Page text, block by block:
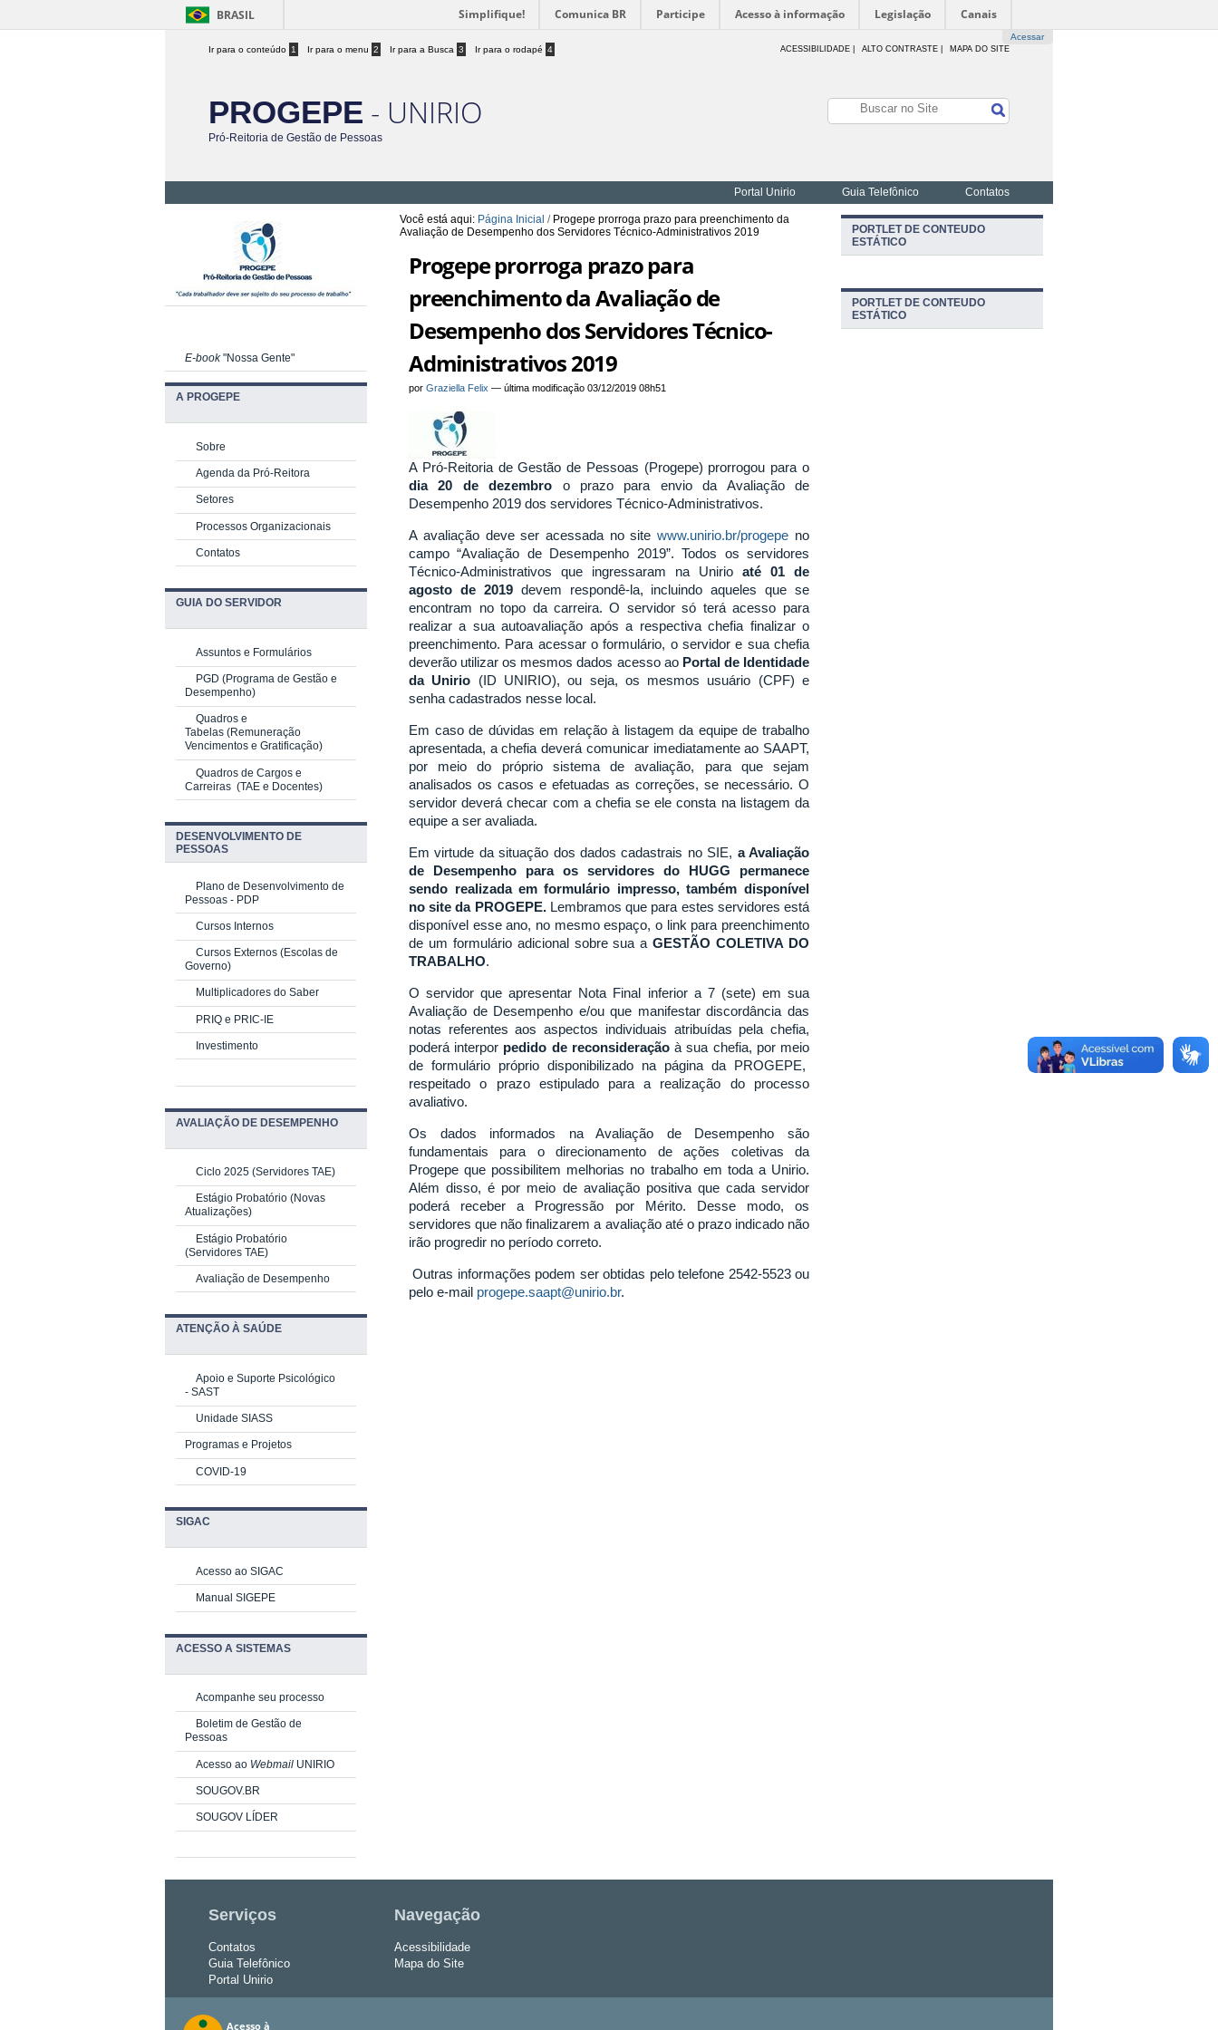
BRASIL Simplifique! Comunica BR Participe Acesso à informação Legislação Canais
Acessar
Ir para o conteúdo 1 Ir para o menu 2 Ir para a Busca 3 Ir para o rodapé 4 ACESSIBILIDADE ALTO CONTRASTE | MAPA DO SITE
PROGEPE - UNIRIO
Pró-Reitoria de Gestão de Pessoas
Portal Unirio Guia Telefônico Contatos
Você está aqui: Página Inicial / Progepe prorroga prazo para preenchimento da
Avaliação de Desempenho dos Servidores Técnico-Administrativos 2019
Progepe prorroga prazo para
preenchimento da Avaliação de
Desempenho dos Servidores Técnico-
Administrativos 2019
porGraziella Felix —última modificação 03/12/2019 08h51
A Pró-Reitoria de Gestão de Pessoas (Progepe) prorrogou para o
dia 20 de dezembro o prazo para envio da Avaliação de
Desempenho 2019 dos servidores Técnico-Administrativos.
A avaliação deve ser acessada no sitewww.unirio.br/progepe no
campo “Avaliação de Desempenho 2019”. Todos os servidores
Técnico-Administrativos que ingressaram na Unirio até 01 de
agosto de 2019devem respondê-la, incluindo aqueles que se
encontram no topo da carreira. O servidor só terá acesso para
realizar a sua autoavaliação após a respectiva chefia finalizar o
preenchimento. Para acessar o formulário, o servidor e sua chefia
deverão utilizar os mesmos dados acesso ao Portal de Identidade
da Unirio (ID UNIRIO), ou seja, os mesmos usuário (CPF) e
senha cadastrados nesse local.
Em caso de dúvidas em relação à listagem da equipe de trabalho
apresentada, a chefia deverá comunicar imediatamente ao SAAPT,
por meio do próprio sistema de avaliação, para que sejam
analisados os casos e efetuadas as correções, se necessário. O
servidor deverá checar com a chefia se ele consta na listagem da
equipe a ser avaliada.
Em virtude da situação dos dados cadastrais no SIE, a Avaliação
de Desempenho para os servidores do HUGG permanece
sendo realizada em formulário impresso, também disponível
no site da PROGEPE. Lembramos que para estes servidores está
disponível esse ano, no mesmo espaço, o link para preenchimento
de um formulário adicional sobre sua aGESTÃO COLETIVA DO
TRABALHO.
O servidor que apresentar Nota Final inferior a 7 (sete) em sua
Avaliação de Desempenho e/ou que manifestar discordância das
notas referentes aos aspectos individuais atribuídas pela chefia,
poderá interpor pedido de reconsideraçãoà sua chefia, por meio
de formulário próprio disponibilizado na página da PROGEPE,
respeitado o prazo estipulado para a realização do processo
avaliativo.
Os dados informados na Avaliação de Desempenho são
fundamentais para o direcionamento de ações coletivas da
Progepe que possibilitem melhorias no trabalho em toda a Unirio.
Além disso, é por meio de avaliação positiva que cada servidor
poderá receber a Progressão por Mérito. Desse modo, os
servidores que não finalizarem a avaliação até o prazo indicado não
irão progredir no período correto.
Outras informações podem ser obtidas pelo telefone 2542-5523 ou
pelo e-mail progepe.saapt@unirio.br.
E-book"Nossa Gente"
A PROGEPE
Sobre
Agenda da Pró-Reitora
Setores
Processos Organizacionais
Contatos
GUIA DO SERVIDOR
Assuntos e Formulários
PGD (Programa de Gestão e
Desempenho)
Quadros e
Tabelas (Remuneração
Vencimentos e Gratificação)
Quadros de Cargos e
Carreiras (TAE e Docentes)
DESENVOLVIMENTO DE
PESSOAS
Plano de Desenvolvimento de
Pessoas - PDP
Cursos Internos
Cursos Externos (Escolas de
Governo)
Multiplicadores do Saber
PRIQ e PRIC-IE
Investimento
AVALIAÇÃO DE DESEMPENHO
Ciclo 2025 (Servidores TAE)
Estágio Probatório (Novas
Atualizações)
Estágio Probatório
(Servidores TAE)
Avaliação de Desempenho
ATENÇÃO À SAÚDE
Apoio e Suporte Psicológico
- SAST
Unidade SIASS
Programas e Projetos
COVID-19
SIGAC
Acesso ao SIGAC
Manual SIGEPE
ACESSO A SISTEMAS
Acompanhe seu processo
Boletim de Gestão de
Pessoas
Acesso ao Webmail UNIRIO
SOUGOV.BR
SOUGOV LÍDER
PORTLET DE CONTEUDO
ESTÁTICO
PORTLET DE CONTEUDO
ESTÁTICO
Serviços
Contatos
Guia Telefônico
Portal Unirio
Navegação
Acessibilidade
Mapa do Site